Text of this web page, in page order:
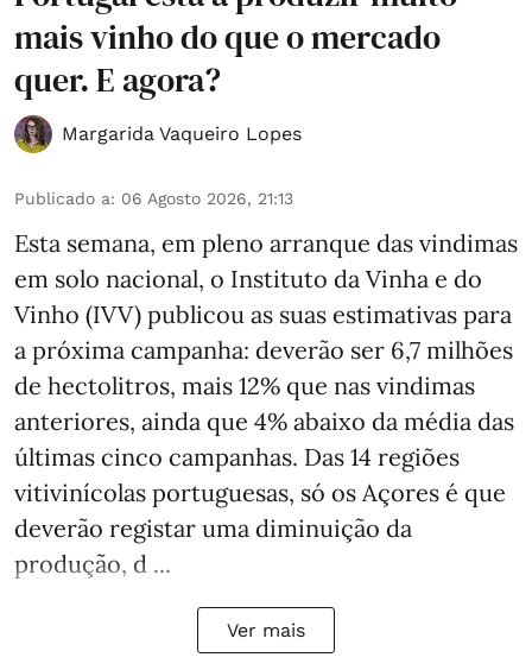
mais vinho do que o mercado
quer. E agora?
Margarida Vaqueiro Lopes
Publicado a: 06 Agosto 2026, 21:13
Esta semana, em pleno arranque das vindimas
em solo nacional, o Instituto da Vinha e do
Vinho (IVV) publicou as suas estimativas para
a próxima campanha: deverão ser 6,7 milhões
de hectolitros, mais 12% que nas vindimas
anteriores, ainda que 4% abaixo da média das
últimas cinco campanhas. Das 14 regiões
vitivinícolas portuguesas, só os Açores é que
deverão registar uma diminuição da
produção, d ...
Ver mais